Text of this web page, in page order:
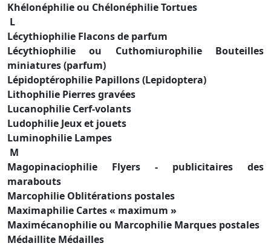
Khélonéphilie ou Chélonéphilie Tortues
L
Lécythiophilie Flacons de parfum
Lécythiophilie ou Cuthomiurophilie Bouteilles
miniatures (parfum)
Lépidoptérophilie Papillons (Lepidoptera)
Lithophilie Pierres gravées
Lucanophilie Cerf-volants
Ludophilie Jeux et jouets
Luminophilie Lampes
M
Magopinaciophilie Flyers - publicitaires des
marabouts
Marcophilie Oblitérations postales
Maximaphilie Cartes « maximum »
Maximécanophilie ou Marcophilie Marques postales
Médaillite Médailles